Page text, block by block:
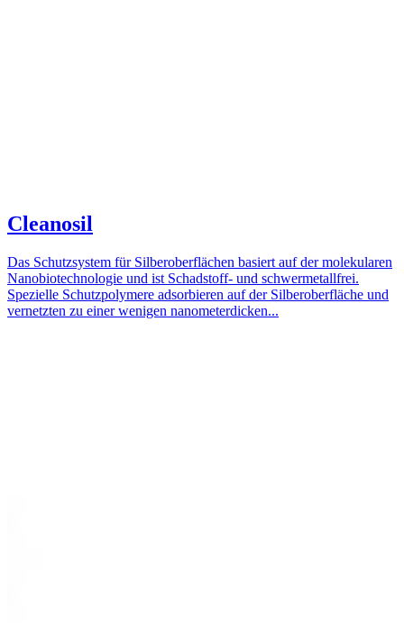
Cleanosil
Das Schutzsystem für Silberoberflächen basiert auf der molekularen
Nanobiotechnologie und ist Schadstoff- und schwermetallfrei.
Spezielle Schutzpolymere adsorbieren auf der Silberoberfläche und
vernetzten zu einer wenigen nanometerdicken...